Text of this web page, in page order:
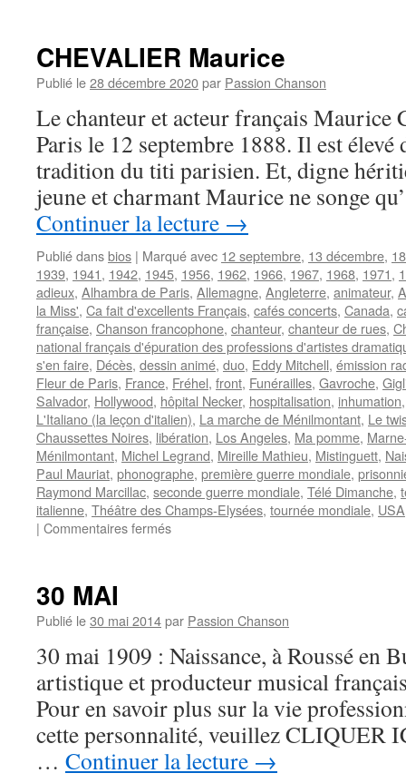
CHEVALIER Maurice
Publié le28 décembre 2020par Passion Chanson
Le chanteur et acteur français
Paris le 12 septembre 1888. Il est élevé
tradition du titi parisien. Et, digne
jeune et charmant Maurice ne songe
Continuer la lecture →
Publié dansbios | Marqué avec 12 septembre, 13 décembre,
1939, 1941, 1942, 1945, 1956, 1962, 1966, 1967, 1968, 1971,
adieux, Alhambra de Paris, Allemagne, Angleterre, animateur,
la Miss', Ca fait d'excellents Français, cafés concerts, Canada,
française, Chanson francophone, chanteur, chanteur de rues,
national français d'épuration des professions d'artistes
s'en faire, Décès, dessin animé, duo, Eddy Mitchell, émission
Fleur de Paris, France, Fréhel, front, Funérailles, Gavroche,
Salvador, Hollywood, hôpital Necker, hospitalisation, inhumation
L'Italiano (la leçon d'italien), La marche de Ménilmontant, Le
Chaussettes Noires, libération, Los Angeles, Ma pomme,
Ménilmontant, Michel Legrand, Mireille Mathieu, Mistinguett,
Paul Mauriat, phonographe, première guerre mondiale,
Raymond Marcillac, seconde guerre mondiale, Télé Dimanche,
italienne, Théâtre des Champs-Elysées, tournée mondiale, USA
| Commentaires ferméssur
30 MAI
Publié le30 mai 2014par Passion Chanson
30 mai 1909 : Naissance, à Roussé en
artistique et producteur musical
Pour en savoir plus sur la vie
cette personnalité, veuillez
… Continuer la lecture →